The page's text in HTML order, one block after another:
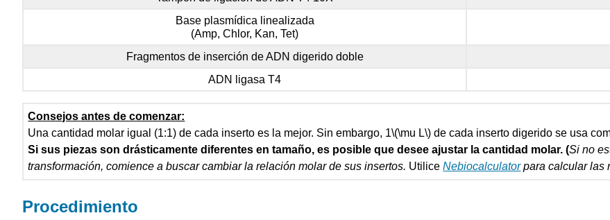
Base plasmídica linealizada
(Amp, Chlor, Kan, Tet)
Fragmentos de inserción de ADN digerido doble
ADN ligasa T4
Consejos antes de comenzar:
Una cantidad molar igual (1:1) de cada inserto es la mejor. Sin embargo, 1\(\mu L\) de cada inserto digerido se usa
Si sus piezas son drásticamente diferentes en tamaño, es posible que desee ajustar la cantidad molar.(Si no
transformación, comience a buscar cambiar la relación molar de sus insertos. UtiliceNebiocalculator para calcular las
Procedimiento